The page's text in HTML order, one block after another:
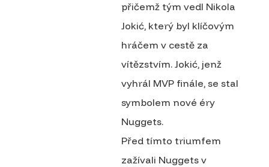
přičemž tým vedl Nikola
Jokić, který byl klíčovým
hráčem v cestě za
vítězstvím. Jokić, jenž
vyhrál MVP finále, se stal
symbolem nové éry
Nuggets.
Před tímto triumfem
zažívali Nuggets v